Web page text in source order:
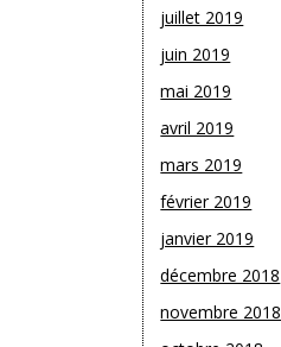
juillet 2019
juin 2019
mai 2019
avril 2019
mars 2019
février 2019
janvier 2019
décembre 2018
novembre 2018